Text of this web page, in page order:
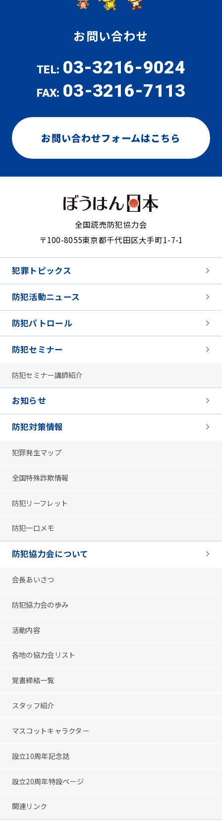
お問い合わせ
TEL: 03-3216-9024
FAX: 03-3216-7113
お問い合わせフォームはこちら
全国読売防犯協力会
〒100-8055東京都千代田区大手町1-7-1
犯罪トピックス
防犯活動ニュース
防犯パトロール
防犯セミナー
防犯セミナー講師紹介
お知らせ
防犯対策情報
犯罪発生マップ
全国特殊詐欺情報
防犯リーフレット
防犯一口メモ
防犯協力会について
会長あいさつ
防犯協力会の歩み
活動内容
各地の協力会リスト
覚書締結一覧
スタッフ紹介
マスコットキャラクター
設立10周年記念誌
設立20周年特設ページ
関連リンク